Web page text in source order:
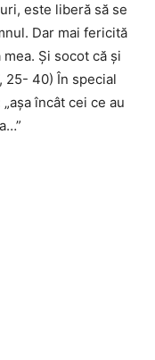
este liberă să se
Dar mai fericită
Şi socot că şi
25- 40) În special
încât cei ce au